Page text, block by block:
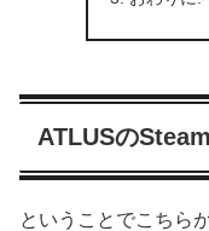
ATLUSの
ということでこちら